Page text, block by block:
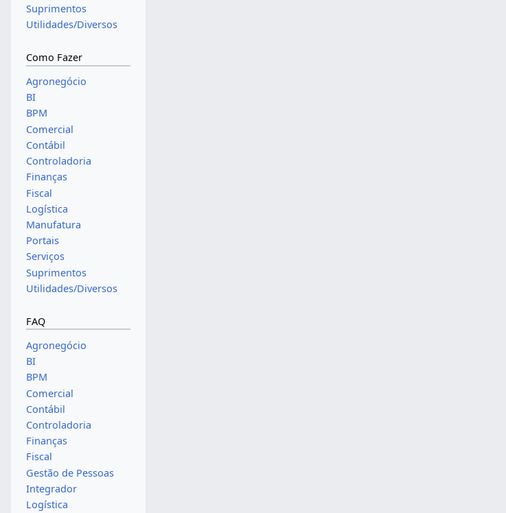
Suprimentos
Utilidades/Diversos
Como Fazer
Agronegócio
BI
BPM
Comercial
Contábil
Controladoria
Finanças
Fiscal
Logística
Manufatura
Portais
Serviços
Suprimentos
Utilidades/Diversos
FAQ
Agronegócio
BI
BPM
Comercial
Contábil
Controladoria
Finanças
Fiscal
Gestão de Pessoas
Integrador
Logística